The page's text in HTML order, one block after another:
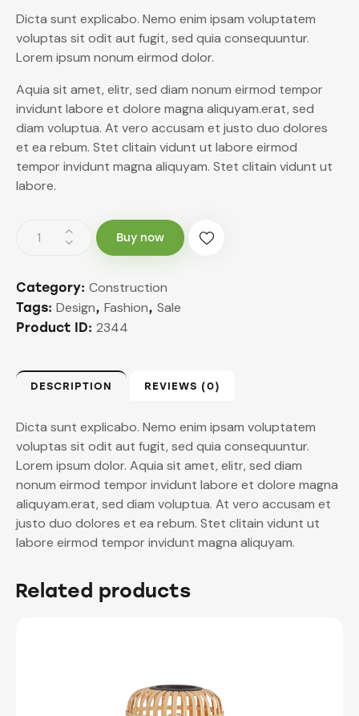
Dicta sunt explicabo. Nemo enim ipsam voluptatem
voluptas sit odit aut fugit, sed quia consequuntur.
Lorem ipsum nonum eirmod dolor.
Aquia sit amet, elitr, sed diam nonum eirmod tempor
invidunt labore et dolore magna aliquyam.erat, sed
diam voluptua. At vero accusam et justo duo dolores
et ea rebum. Stet clitain vidunt ut labore eirmod
tempor invidunt magna aliquyam. Stet clitain vidunt ut
labore.
Buy now
Category: Construction
Tags: Design, Fashion, Sale
Product ID: 2344
DESCRIPTION REVIEWS (0)
Dicta sunt explicabo. Nemo enim ipsam voluptatem
voluptas sit odit aut fugit, sed quia consequuntur.
Lorem ipsum dolor. Aquia sit amet, elitr, sed diam
nonum eirmod tempor invidunt labore et dolore magna
aliquyam.erat, sed diam voluptua. At vero accusam et
justo duo dolores et ea rebum. Stet clitain vidunt ut
labore eirmod tempor invidunt magna aliquyam.
Related products